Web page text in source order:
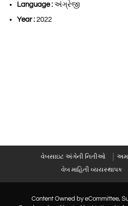
Language : અંગ્રેજી
Year : 2022
વેબસાઇટ અંગેની નિતીઓ
વેબ માહિતી વ્યયસ્થાપક
Content Owned by eCommittee,